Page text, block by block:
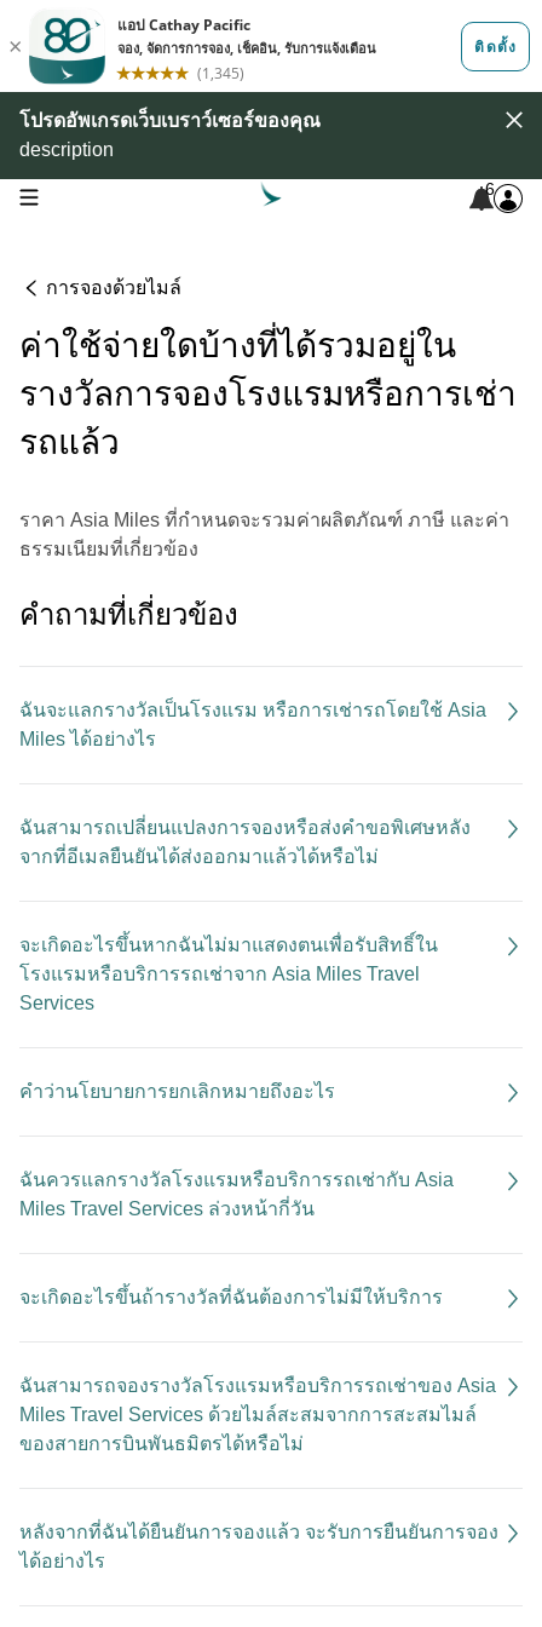
โปรดอัพเกรดเว็บเบราว์เซอร์ของคุณ
description
open navigation menu 6
การจองด้วยไมล์
ค่าใช้จ่ายใดบ้างที่ได้รวมอยู่ใน
รางวัลการจองโรงแรมหรือการเช่า
รถแล้ว
ราคา Asia Miles ที่กำหนดจะรวมค่าผลิตภัณฑ์ ภาษี และค่า
ธรรมเนียมที่เกี่ยวข้อง
คําถามที่เกี่ยวข้อง
ฉันจะแลกรางวัลเป็นโรงแรม หรือการเช่ารถโดยใช้ Asia
Miles ได้อย่างไร
ฉันสามารถเปลี่ยนแปลงการจองหรือส่งคำขอพิเศษหลัง
จากที่อีเมลยืนยันได้ส่งออกมาแล้วได้หรือไม่
จะเกิดอะไรขึ้นหากฉันไม่มาแสดงตนเพื่อรับสิทธิ์ใน
โรงแรมหรือบริการรถเช่าจาก Asia Miles Travel
Services
คำว่านโยบายการยกเลิกหมายถึงอะไร
ฉันควรแลกรางวัลโรงแรมหรือบริการรถเช่ากับ Asia
Miles Travel Services ล่วงหน้ากี่วัน
จะเกิดอะไรขึ้นถ้ารางวัลที่ฉันต้องการไม่มีให้บริการ
ฉันสามารถจองรางวัลโรงแรมหรือบริการรถเช่าของ Asia
Miles Travel Services ด้วยไมล์สะสมจากการสะสมไมล์
ของสายการบินพันธมิตรได้หรือไม่
หลังจากที่ฉันได้ยืนยันการจองแล้ว จะรับการยืนยันการจอง
ได้อย่างไร